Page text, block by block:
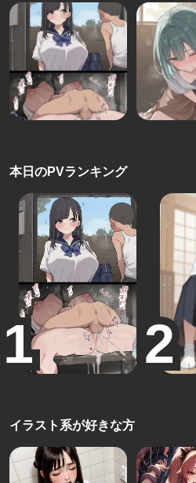
本日のPVランキング
イラスト系が好きな方